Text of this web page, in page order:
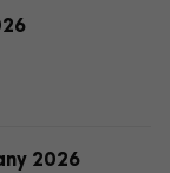
2026